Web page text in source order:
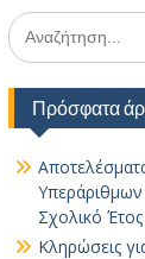
Search
for:
Πρόσφατα
Σχολικό
Κληρώσεις